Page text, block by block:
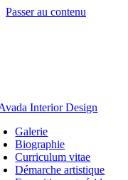
Passer au contenu
Galerie
Biographie
Curriculum vitae
Démarche artistique